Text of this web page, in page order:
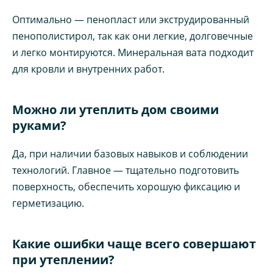
Оптимально — пенопласт или экструдированный
пенополистирол, так как они легкие, долговечные
и легко монтируются. Минеральная вата подходит
для кровли и внутренних работ.
Можно ли утеплить дом своими
руками?
Да, при наличии базовых навыков и соблюдении
технологий. Главное — тщательно подготовить
поверхность, обеспечить хорошую фиксацию и
герметизацию.
Какие ошибки чаще всего совершают
при утеплении?